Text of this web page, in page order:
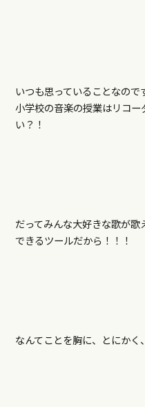
いつも思っていることなので
小学校の音楽の授業はリコ
い？！
だってみんな大好きな歌が歌
できるツールだから！！！
なんてことを胸に、とにかく